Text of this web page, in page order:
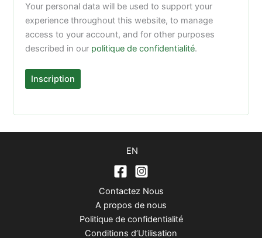
Your personal data will be used to support your
experience throughout this website, to manage
access to your account, and for other purposes
described in our politique de confidentialité.
Inscription
EN
Contactez Nous
A propos de nous
Politique de confidentialité
Conditions d’Utilisation